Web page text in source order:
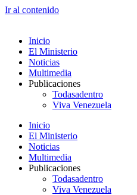
Ir al contenido
Inicio
El Ministerio
Noticias
Multimedia
Publicaciones
Todasadentro
Viva Venezuela
Inicio
El Ministerio
Noticias
Multimedia
Publicaciones
Todasadentro
Viva Venezuela